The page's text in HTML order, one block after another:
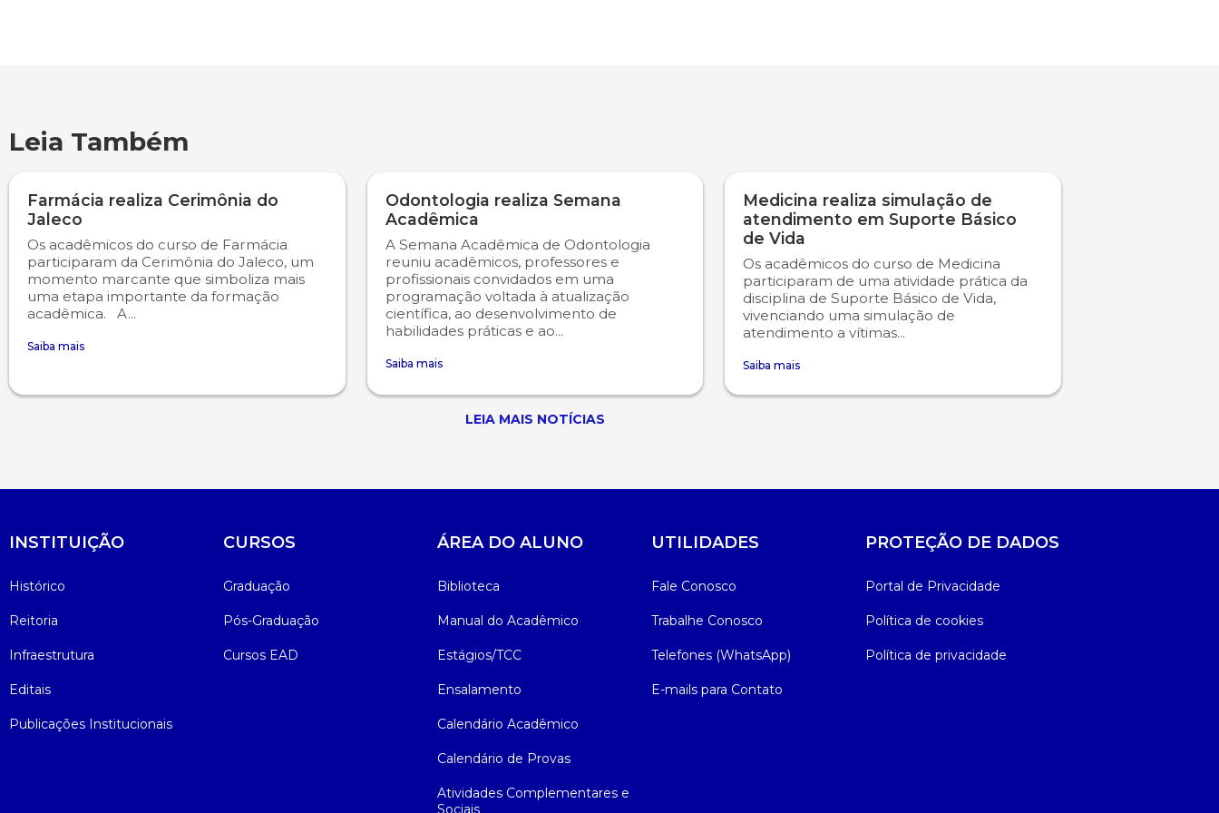
Leia Também
Farmácia realiza Cerimônia do
Jaleco
Os acadêmicos do curso de Farmácia
participaram da Cerimônia do Jaleco, um
momento marcante que simboliza mais
uma etapa importante da formação
acadêmica. A...
Saiba mais
Odontologia realiza Semana
Acadêmica
A Semana Acadêmica de Odontologia
reuniu acadêmicos, professores e
profissionais convidados em uma
programação voltada à atualização
científica, ao desenvolvimento de
habilidades práticas e ao...
Saiba mais
Medicina realiza simulação de
atendimento em Suporte Básico
de Vida
Os acadêmicos do curso de Medicina
participaram de uma atividade prática da
disciplina de Suporte Básico de Vida,
vivenciando uma simulação de
atendimento a vítimas...
Saiba mais
LEIA MAIS NOTÍCIAS
INSTITUIÇÃO
Histórico
Reitoria
Infraestrutura
Editais
Publicações Institucionais
CURSOS
Graduação
Pós-Graduação
Cursos EAD
ÁREA DO ALUNO
Biblioteca
Manual do Acadêmico
Estágios/TCC
Ensalamento
Calendário Acadêmico
Calendário de Provas
Atividades Complementares e
Sociais
UTILIDADES
Fale Conosco
Trabalhe Conosco
Telefones (WhatsApp)
E-mails para Contato
PROTEÇÃO DE DADOS
Portal de Privacidade
Política de cookies
Política de privacidade
Fisioterapia
Medicina
Medicina Veterinária
Nutrição
Odontologia
Publicidade e Propaganda
Manual de Trabalhos Acadêmicos
Minha Biblioteca
Núcleo de Apoio Psicopedagógico
Ouvidoria
Plano de Ensino
Seguro Escolar
Sapien
Simulado Preparatório
Logos Campo Real
NAPP e NAPC
Portal do Egresso
Portal do RH
Programa de Monitoria
Revistas Campo Real
WhatsApp Campo Real